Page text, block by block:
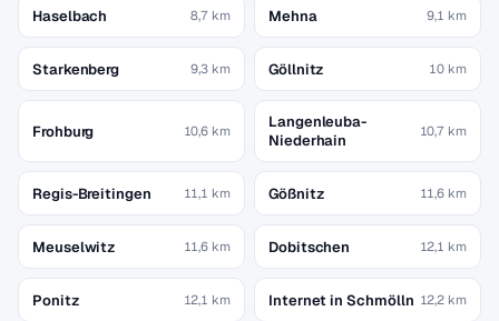
Haselbach 8,7 km Mehna 9,1 km
Starkenberg 9,3 km Göllnitz 10 km
Frohburg 10,6 km
Langenleuba-
Niederhain
10,7 km
Regis-Breitingen 11,1 km Gößnitz 11,6 km
Meuselwitz 11,6 km Dobitschen 12,1 km
Ponitz 12,1 km Internet in Schmölln 12,2 km